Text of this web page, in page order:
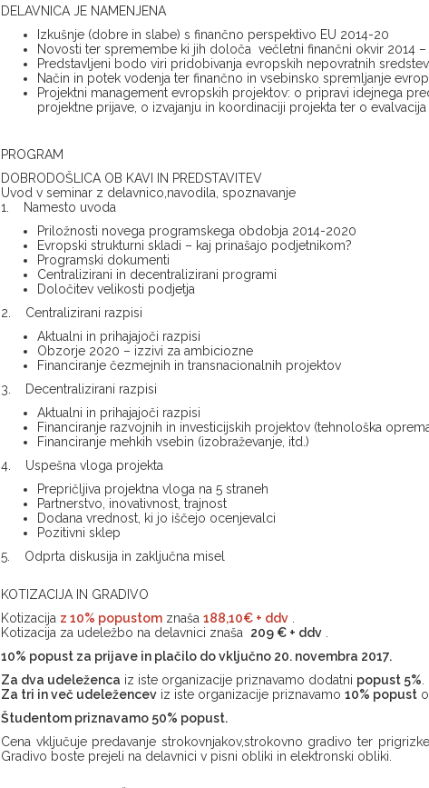
DELAVNICA JE NAMENJENA
Izkušnje (dobre in slabe) s finančno perspektivo EU 2014-20
Novosti ter spremembe ki jih določa večletni finančni okvir 2014
Predstavljeni bodo viri pridobivanja evropskih nepovratnih
Način in potek vodenja ter finančno in vsebinsko spremljanje
Projektni management evropskih projektov: o pripravi idejnega
projektne prijave, o izvajanju in koordinaciji projekta ter o
PROGRAM
DOBRODOŠLICA OB KAVI IN PREDSTAVITEV
Uvod v seminar z delavnico,navodila, spoznavanje
1. Namesto uvoda
Priložnosti novega programskega obdobja 2014-2020
Evropski strukturni skladi – kaj prinašajo podjetnikom?
Programski dokumenti
Centralizirani in decentralizirani programi
Določitev velikosti podjetja
2. Centralizirani razpisi
Aktualni in prihajajoči razpisi
Obzorje 2020 – izzivi za ambiciozne
Financiranje čezmejnih in transnacionalnih projektov
3. Decentralizirani razpisi
Aktualni in prihajajoči razpisi
Financiranje razvojnih in investicijskih projektov (tehnološka
Financiranje mehkih vsebin (izobraževanje, itd.)
4. Uspešna vloga projekta
Prepričljiva projektna vloga na 5 straneh
Partnerstvo, inovativnost, trajnost
Dodana vrednost, ki jo iščejo ocenjevalci
Pozitivni sklep
5. Odprta diskusija in zaključna misel
KOTIZACIJA IN GRADIVO
Kotizacija z 10% popustom znaša 188,10€ + ddv
Kotizacija za udeležbo na delavnici znaša 209 € + ddv
10% popust za prijave in plačilo do vključno 20. novembra 2017.
Za dva udeleženca iz iste organizacije priznavamo dodatni popust 5%
Za tri in več udeležencev iz iste organizacije priznavamo 10% popust
Študentom priznavamo 50% popust.
Cena vključuje predavanje strokovnjakov,strokovno gradivo ter
Gradivo boste prejeli na delavnici v pisni obliki in elektronski obliki.